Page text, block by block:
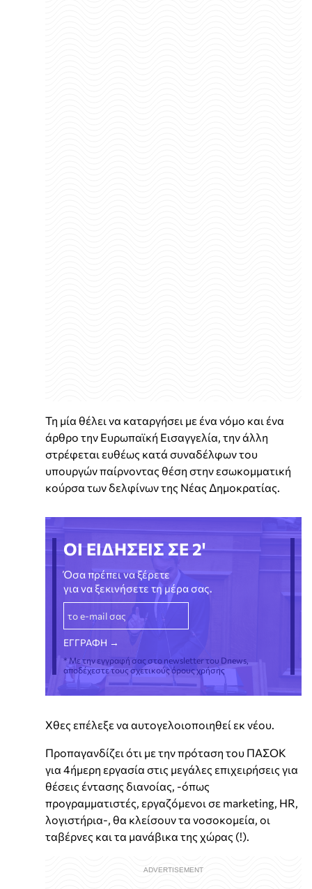
Τη μία θέλει να καταργήσει με ένα νόμο και ένα
άρθρο την Ευρωπαϊκή Εισαγγελία, την άλλη
στρέφεται ευθέως κατά συναδέλφων του
υπουργών παίρνοντας θέση στην εσωκομματική
κούρσα των δελφίνων της Νέας Δημοκρατίας.
ΟΙ ΕΙΔΗΣΕΙΣ ΣΕ 2'
Όσα πρέπει να ξέρετε
για να ξεκινήσετε τη μέρα σας.
* Με την εγγραφή σας στο newsletter του Dnews,
αποδέχεστε τους σχετικούς όρους χρήσης
Χθες επέλεξε να αυτογελοιοποιηθεί εκ νέου.
Προπαγανδίζει ότι με την πρόταση του ΠΑΣΟΚ
για 4ήμερη εργασία στις μεγάλες επιχειρήσεις για
θέσεις έντασης διανοίας, -όπως
προγραμματιστές, εργαζόμενοι σε marketing, HR,
λογιστήρια-, θα κλείσουν τα νοσοκομεία, οι
ταβέρνες και τα μανάβικα της χώρας (!).